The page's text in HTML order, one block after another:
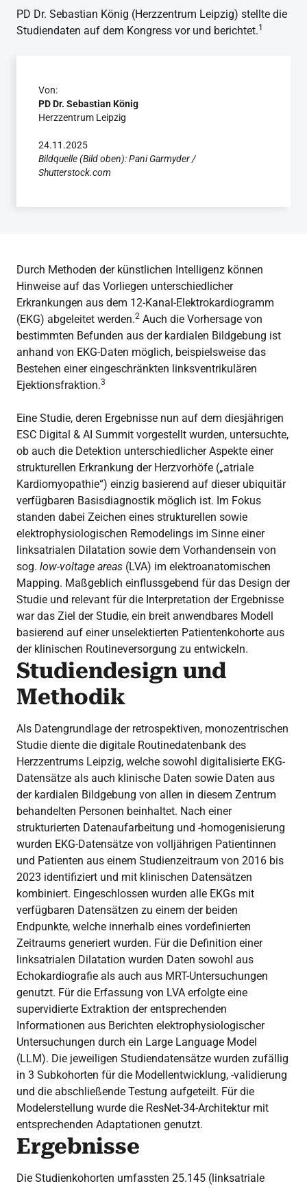
PD Dr. Sebastian König (Herzzentrum Leipzig) stellte die
Studiendaten auf dem Kongress vor und berichtet.1
Von:
PD Dr. Sebastian König
Herzzentrum Leipzig
24.11.2025
Bildquelle (Bild oben): Pani Garmyder /
Shutterstock.com
Durch Methoden der künstlichen Intelligenz können
Hinweise auf das Vorliegen unterschiedlicher
Erkrankungen aus dem 12-Kanal-Elektrokardiogramm
(EKG) abgeleitet werden.2 Auch die Vorhersage von
bestimmten Befunden aus der kardialen Bildgebung ist
anhand von EKG-Daten möglich, beispielsweise das
Bestehen einer eingeschränkten linksventrikulären
Ejektionsfraktion.3
Eine Studie, deren Ergebnisse nun auf dem diesjährigen
ESC Digital & AI Summit vorgestellt wurden, untersuchte,
ob auch die Detektion unterschiedlicher Aspekte einer
strukturellen Erkrankung der Herzvorhöfe („atriale
Kardiomyopathie“) einzig basierend auf dieser ubiquitär
verfügbaren Basisdiagnostik möglich ist. Im Fokus
standen dabei Zeichen eines strukturellen sowie
elektrophysiologischen Remodelings im Sinne einer
linksatrialen Dilatation sowie dem Vorhandensein von
sog. low-voltage areas (LVA) im elektroanatomischen
Mapping. Maßgeblich einflussgebend für das Design der
Studie und relevant für die Interpretation der Ergebnisse
war das Ziel der Studie, ein breit anwendbares Modell
basierend auf einer unselektierten Patientenkohorte aus
der klinischen Routineversorgung zu entwickeln.
Studiendesign und
Methodik
Als Datengrundlage der retrospektiven, monozentrischen
Studie diente die digitale Routinedatenbank des
Herzzentrums Leipzig, welche sowohl digitalisierte EKG-
Datensätze als auch klinische Daten sowie Daten aus
der kardialen Bildgebung von allen in diesem Zentrum
behandelten Personen beinhaltet. Nach einer
strukturierten Datenaufarbeitung und -homogenisierung
wurden EKG-Datensätze von volljährigen Patientinnen
und Patienten aus einem Studienzeitraum von 2016 bis
2023 identifiziert und mit klinischen Datensätzen
kombiniert. Eingeschlossen wurden alle EKGs mit
verfügbaren Datensätzen zu einem der beiden
Endpunkte, welche innerhalb eines vordefinierten
Zeitraums generiert wurden. Für die Definition einer
linksatrialen Dilatation wurden Daten sowohl aus
Echokardiografie als auch aus MRT-Untersuchungen
genutzt. Für die Erfassung von LVA erfolgte eine
supervidierte Extraktion der entsprechenden
Informationen aus Berichten elektrophysiologischer
Untersuchungen durch ein Large Language Model
(LLM). Die jeweiligen Studiendatensätze wurden zufällig
in 3 Subkohorten für die Modellentwicklung, -validierung
und die abschließende Testung aufgeteilt. Für die
Modelerstellung wurde die ResNet-34-Architektur mit
entsprechenden Adaptationen genutzt.
Ergebnisse
Die Studienkohorten umfassten 25.145 (linksatriale